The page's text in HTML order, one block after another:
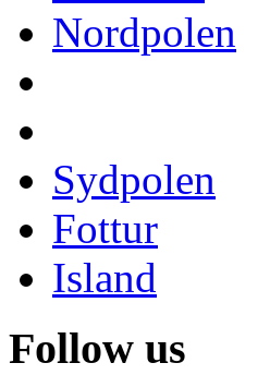
Nordpolen
Sydpolen
Fottur
Island
Follow us